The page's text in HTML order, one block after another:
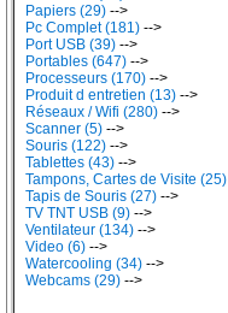
Papiers (29) -->
Pc Complet (181) -->
Port USB (39) -->
Portables (647) -->
Processeurs (170) -->
Produit d entretien (13) -->
Réseaux / Wifi (280) -->
Scanner (5) -->
Souris (122) -->
Tablettes (43) -->
Tampons, Cartes de Visite (25)
Tapis de Souris (27) -->
TV TNT USB (9) -->
Ventilateur (134) -->
Video (6) -->
Watercooling (34) -->
Webcams (29) -->